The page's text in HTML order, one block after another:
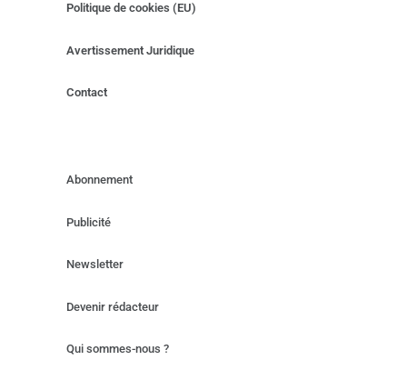
Politique de cookies (EU)
Avertissement Juridique
Contact
Abonnement
Publicité
Newsletter
Devenir rédacteur
Qui sommes-nous ?